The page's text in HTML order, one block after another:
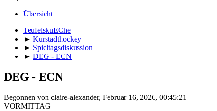
Übersicht
TeufelskuEChe
► Kurstadthockey
► Spieltagsdiskussion
► DEG - ECN
DEG - ECN
Begonnen von claire-alexander, Februar 16, 2026, 00:45:21
VORMITTAG